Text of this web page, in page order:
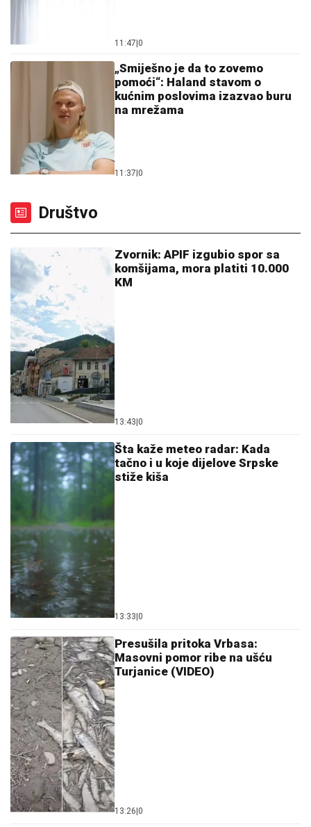
11:47 0
„Smiješno je da to zovemo
pomoći“: Haland stavom o
kućnim poslovima izazvao buru
na mrežama
11:37 0
Društvo
Zvornik: APIF izgubio spor sa
komšijama, mora platiti 10.000
KM
13:43 0
Šta kaže meteo radar: Kada
tačno i u koje dijelove Srpske
stiže kiša
13:33 0
Presušila pritoka Vrbasa:
Masovni pomor ribe na ušću
Turjanice (VIDEO)
13:26 0